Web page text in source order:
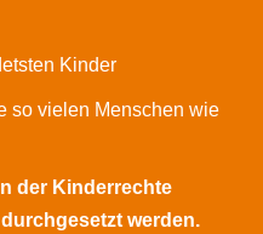
Kinder
so vielen Menschen wie
der Kinderrechte
werden.